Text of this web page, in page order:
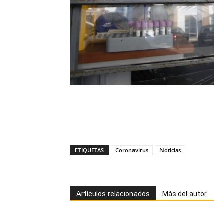
ETIQUETAS Coronavirus Noticias
Artículos relacionados Más del autor